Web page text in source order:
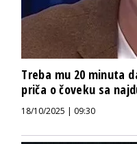
Treba mu 20 minuta
priča o čoveku sa
18/10/2025 | 09:30